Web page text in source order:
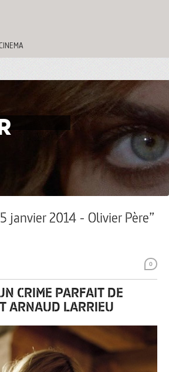
janvier 2014 - Olivier Père”
0
CRIME PARFAIT DE
ARNAUD LARRIEU